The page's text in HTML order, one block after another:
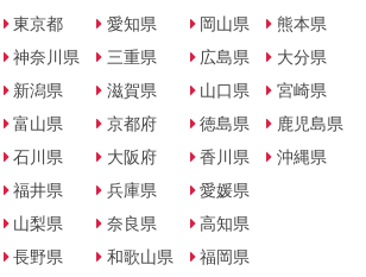
東京都
神奈川県
新潟県
富山県
石川県
福井県
山梨県
長野県
愛知県
三重県
滋賀県
京都府
大阪府
兵庫県
奈良県
和歌山県
岡山県
広島県
山口県
徳島県
香川県
愛媛県
高知県
福岡県
熊本県
大分県
宮崎県
鹿児島県
沖縄県